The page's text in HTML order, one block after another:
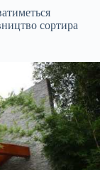
сортира